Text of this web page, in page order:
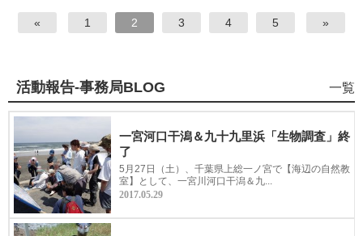
« 1 2 3 4 5 »
活動報告-事務局BLOG
海
辺
自
教
一覧
一宮河口干潟＆九十九里浜「生物調査」終
了
5月27日（土）、千葉県上総一ノ宮で【海辺の自然教
室】として、一宮川河口干潟＆九...
2017.05.29